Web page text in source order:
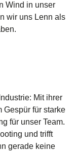
Wind in unser
wir uns Lenn als
Mit ihrer
Gespür für starke
für unser Team.
und trifft
gerade keine